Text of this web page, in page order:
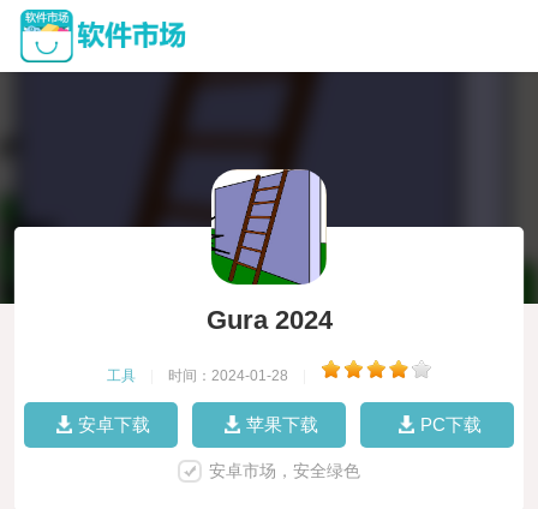
Gura 2024
工具 时间：2024-01-28
安卓下载 苹果下载 PC下载
安卓市场，安全绿色